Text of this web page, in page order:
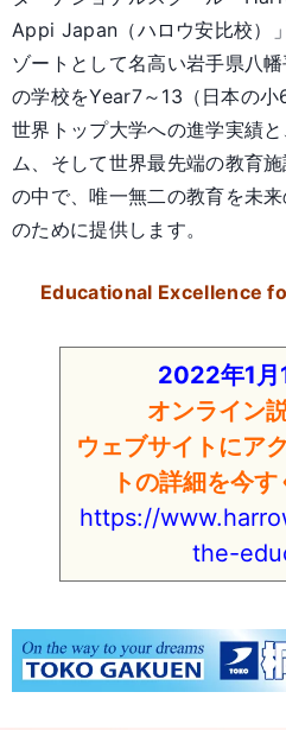
Appi Japan（ハロウ安比校）
ゾートとして名高い岩手県八
の学校をYear7～13（日本の小
世界トップ大学への進学実績
ム、そして世界最先端の教育
の中で、唯一無二の教育を未
のために提供します。
Educational Excellence
2022年1月
オンライン
ウェブサイトにア
トの詳細を今す
https://
the-